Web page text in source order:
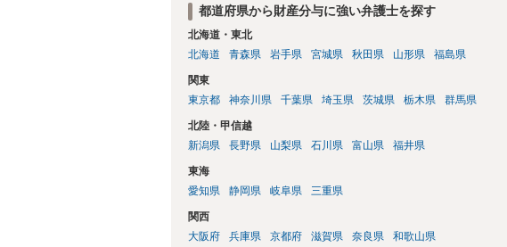
都道府県から財産分与に強い弁護士を探す
北海道・東北
北海道
青森県 岩手県 宮城県 秋田県 山形県 福島県
関東
東京都
神奈川県 千葉県 埼玉県 茨城県 栃木県 群馬県
北陸・甲信越
新潟県
長野県 山梨県 石川県 富山県 福井県
東海
愛知県
静岡県 岐阜県 三重県
関西
大阪府
兵庫県 京都府 滋賀県 奈良県 和歌山県